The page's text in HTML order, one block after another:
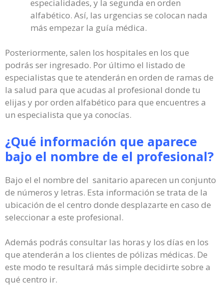
especialidades, y la segunda en orden
alfabético. Así, las urgencias se colocan nada
más empezar la guía médica.
Posteriormente, salen los hospitales en los que
podrás ser ingresado. Por último el listado de
especialistas que te atenderán en orden de ramas de
la salud para que acudas al profesional donde tu
elijas y por orden alfabético para que encuentres a
un especialista que ya conocías.
¿Qué información que aparece
bajo el nombre de el profesional?
Bajo el el nombre del sanitario aparecen un conjunto
de números y letras. Esta información se trata de la
ubicación de el centro donde desplazarte en caso de
seleccionar a este profesional.
Además podrás consultar las horas y los días en los
que atenderán a los clientes de pólizas médicas. De
este modo te resultará más simple decidirte sobre a
qué centro ir.